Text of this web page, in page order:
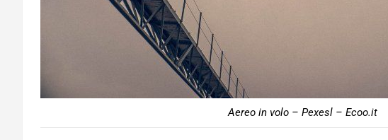
Aereo in volo – Pexesl – Ecoo.it